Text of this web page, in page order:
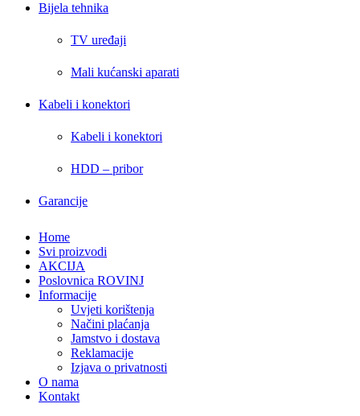
Bijela tehnika
TV uređaji
Mali kućanski aparati
Kabeli i konektori
Kabeli i konektori
HDD – pribor
Garancije
Home
Svi proizvodi
AKCIJA
Poslovnica ROVINJ
Informacije
Uvjeti korištenja
Načini plaćanja
Jamstvo i dostava
Reklamacije
Izjava o privatnosti
O nama
Kontakt